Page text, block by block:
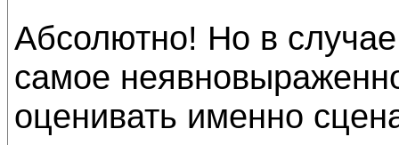
Абсолютно! Но в
самое
оценивать именно